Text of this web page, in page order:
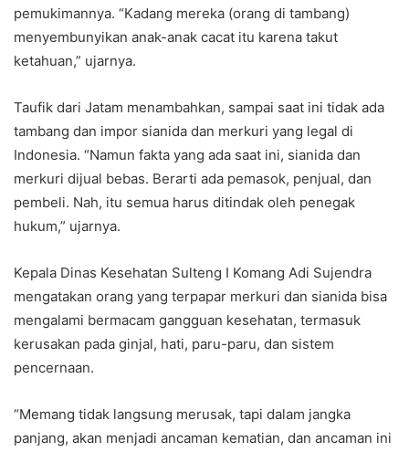
pemukimannya. “Kadang mereka (orang di tambang)
menyembunyikan anak-anak cacat itu karena takut
ketahuan,” ujarnya.
Taufik dari Jatam menambahkan, sampai saat ini tidak ada
tambang dan impor sianida dan merkuri yang legal di
Indonesia. “Namun fakta yang ada saat ini, sianida dan
merkuri dijual bebas. Berarti ada pemasok, penjual, dan
pembeli. Nah, itu semua harus ditindak oleh penegak
hukum,” ujarnya.
Kepala Dinas Kesehatan Sulteng I Komang Adi Sujendra
mengatakan orang yang terpapar merkuri dan sianida bisa
mengalami bermacam gangguan kesehatan, termasuk
kerusakan pada ginjal, hati, paru-paru, dan sistem
pencernaan.
“Memang tidak langsung merusak, tapi dalam jangka
panjang, akan menjadi ancaman kematian, dan ancaman ini